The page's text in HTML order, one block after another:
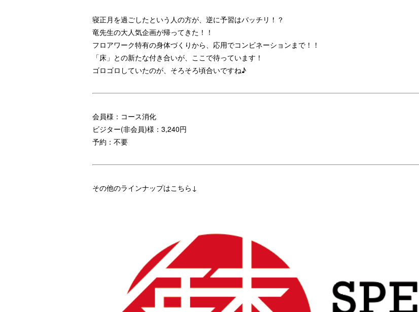
寝正月を過ごしたという人の方が、逆に予習はバッチリ！？
竜先生の大人気企画が帰ってきた！！
フロアワーク特有の身体づくりから、応用でコンビネーションまで！！
「床」との新たな付き合いが、ここで待っています！
ゴロゴロしていたのが、そろそろ頃合いですね♪
会員様：コース消化
ビジター(非会員)様：3,240円
予約：不要
その他のラインナップはこちら↓